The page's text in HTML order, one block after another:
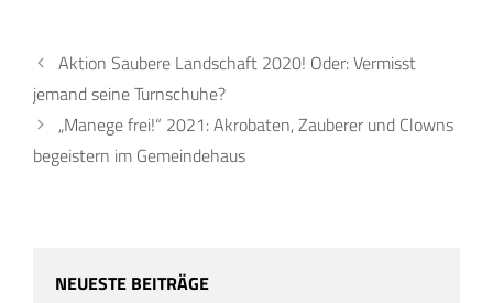
Aktion Saubere Landschaft 2020! Oder: Vermisst
jemand seine Turnschuhe?
„Manege frei!“ 2021: Akrobaten, Zauberer und Clowns
begeistern im Gemeindehaus
NEUESTE BEITRÄGE